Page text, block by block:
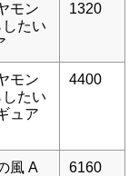
モン
たい
1320
モン
たい
ュア
4400
風 A
6160